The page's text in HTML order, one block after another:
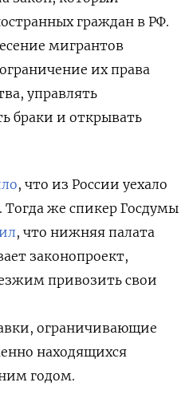
граждан в РФ.
мигрантов
их права
управлять
браки и открывать
, что из России уехало
же спикер Госдумы
, что нижняя палата
законопроект,
привозить свои
ограничивающие
находящихся
годом.